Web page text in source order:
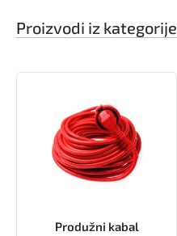
Proizvodi iz kategorije
Produžni kabal